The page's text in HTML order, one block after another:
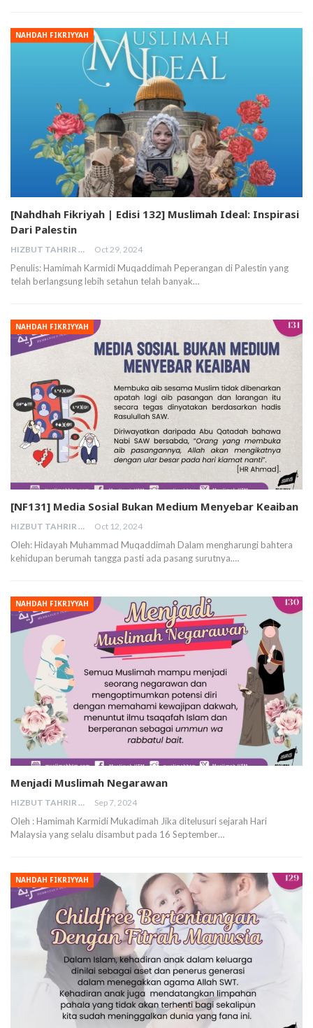
NAHDAH FIKRIYYAH
[Nahdhah Fikriyah | Edisi 132] Muslimah Ideal: Inspirasi
Dari Palestin
HIZBUT TAHRIR MALAYSIA Oct 29, 2024
Penulis: Hamimah Karmidi Muqaddimah Peperangan di Palestin yang
telah berlangsung lebih setahun telah banyak…
NAHDAH FIKRIYYAH
[NF131] Media Sosial Bukan Medium Menyebar Keaiban
HIZBUT TAHRIR MALAYSIA Oct 12, 2024
Oleh: Hidayah Muhammad Muqaddimah Dalam mengharungi bahtera
kehidupan berumah tangga pasti ada pasang surutnya.…
NAHDAH FIKRIYYAH
Menjadi Muslimah Negarawan
HIZBUT TAHRIR MALAYSIA Sep 7, 2024
Oleh : Hamimah Karmidi Mukadimah Jika ditelusuri sejarah Hari
Malaysia yang selalu disambut pada 16 September…
NAHDAH FIKRIYYAH